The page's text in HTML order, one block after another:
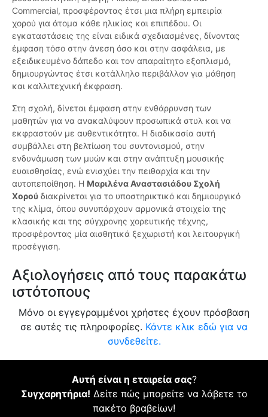
Commercial, προσφέροντας έτσι μια πλήρη εμπειρία
χορού για άτομα κάθε ηλικίας και επιπέδου. Οι
εγκαταστάσεις της είναι ειδικά σχεδιασμένες, δίνοντας
έμφαση τόσο στην άνεση όσο και στην ασφάλεια, με
εξειδικευμένο δάπεδο και τον απαραίτητο εξοπλισμό,
δημιουργώντας έτσι κατάλληλο περιβάλλον για μάθηση
και καλλιτεχνική έκφραση.
Στη σχολή, δίνεται έμφαση στην ενθάρρυνση των
μαθητών για να ανακαλύψουν προσωπικά στυλ και να
εκφραστούν με αυθεντικότητα. Η διαδικασία αυτή
συμβάλλει στη βελτίωση του συντονισμού, στην
ενδυνάμωση των μυών και στην ανάπτυξη μουσικής
ευαισθησίας, ενώ ενισχύει την πειθαρχία και την
αυτοπεποίθηση. Η Μαριλένα Αναστασιάδου Σχολή
Χορού διακρίνεται για το υποστηρικτικό και δημιουργικό
της κλίμα, όπου συνυπάρχουν αρμονικά στοιχεία της
κλασικής και της σύγχρονης χορευτικής τέχνης,
προσφέροντας μία αισθητικά ξεχωριστή και λειτουργική
προσέγγιση.
Αξιολογήσεις από τους παρακάτω
ιστότοπους
Μόνο οι εγγεγραμμένοι χρήστες έχουν πρόσβαση
σε αυτές τις πληροφορίες. Κάντε κλικ εδώ για να
συνδεθείτε.
Αυτή είναι η εταιρεία σας?
Συγχαρητήρια! Δείτε πώς μπορείτε να λάβετε το
πακέτο βραβείων!